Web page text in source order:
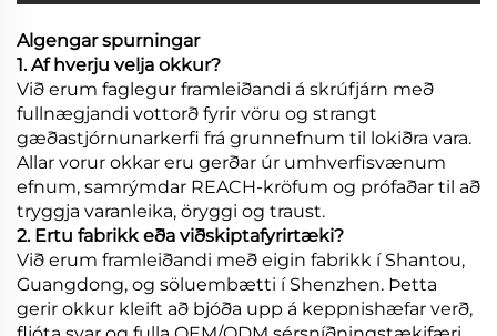
Algengar spurningar
1. Af hverju velja okkur?
Við erum faglegur framleiðandi á skrúfjárn með
fullnægjandi vottorð fyrir vöru og strangt
gæðastjórnunarkerfi frá grunnefnum til lokiðra vara.
Allar vorur okkar eru gerðar úr umhverfisvænum
efnum, samrýmdar REACH-kröfum og prófaðar til að
tryggja varanleika, öryggi og traust.
2. Ertu fabrikk eða viðskiptafyrirtæki?
Við erum framleiðandi með eigin fabrikk í Shantou,
Guangdong, og söluembætti í Shenzhen. Þetta
gerir okkur kleift að bjóða upp á keppnishæfar verð,